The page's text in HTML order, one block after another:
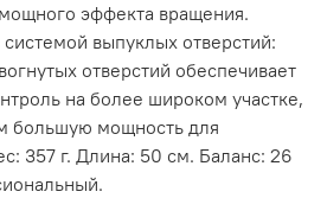
эффекта вращения.
выпуклых отверстий:
отверстий обеспечивает
на более широком участке,
большую мощность для
357 г. Длина: 50 см. Баланс: 26